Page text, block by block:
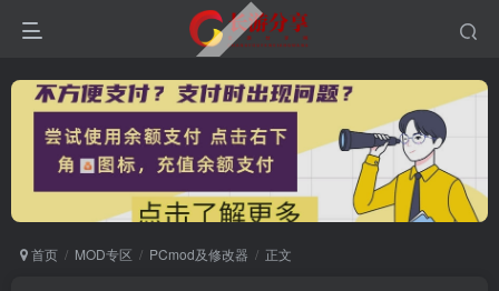
首页 MOD专区 PCmod及修改器 正文